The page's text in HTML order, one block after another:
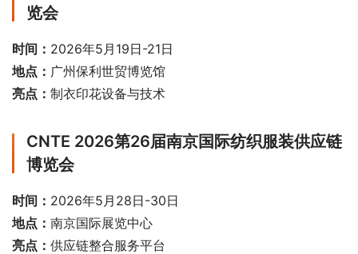
览会
时间： 2026年5月19日-21日
地点： 广州保利世贸博览馆
亮点： 制衣印花设备与技术
CNTE 2026第26届南京国际纺织服装供应链
博览会
时间： 2026年5月28日-30日
地点： 南京国际展览中心
亮点： 供应链整合服务平台